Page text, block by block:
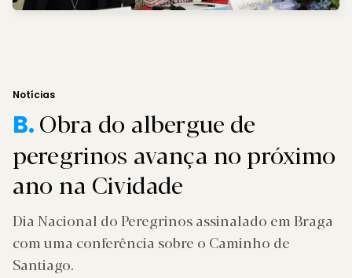
Notícias
B.Obra do albergue de
peregrinos avança no próximo
ano na Cividade
Dia Nacional do Peregrinos assinalado em Braga
com uma conferência sobre o Caminho de
Santiago.